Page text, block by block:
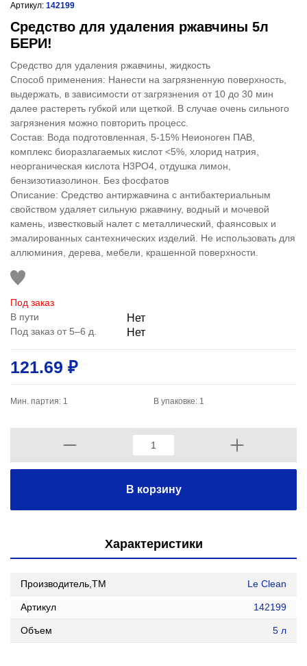
Артикул: 142199
Средство для удаления ржавчины 5л
БЕРИ!
Средство для удаления ржавчины, жидкость
Способ применения: Нанести на загрязненную поверхность,
выдержать, в зависимости от загрязнения от 10 до 30 мин
далее растереть губкой или щеткой. В случае очень сильного
загрязнения можно повторить процесс.
Состав: Вода подготовленная, 5-15% Неионоген ПАВ,
комплекс биоразлагаемых кислот <5%, хлорид натрия,
неорганическая кислота H3PO4, отдушка лимон,
бензизотиазолинон. Без фосфатов
Описание: Средство антиржавчина с антибактериальным
свойством удаляет сильную ржавчину, водный и мочевой
камень, известковый налет с металлический, фаянсовых и
эмалированных сантехнических изделий. Не использовать для
аллюминия, дерева, мебели, крашенной поверхности.
Под заказ
В пути
Нет
Под заказ от 5–6 д. Нет
121.69 ₽
Мин. партия: 1 В упаковке: 1
В корзину
Характеристики
Производитель,ТМ Le Clean
Артикул 142199
Объем 5 л